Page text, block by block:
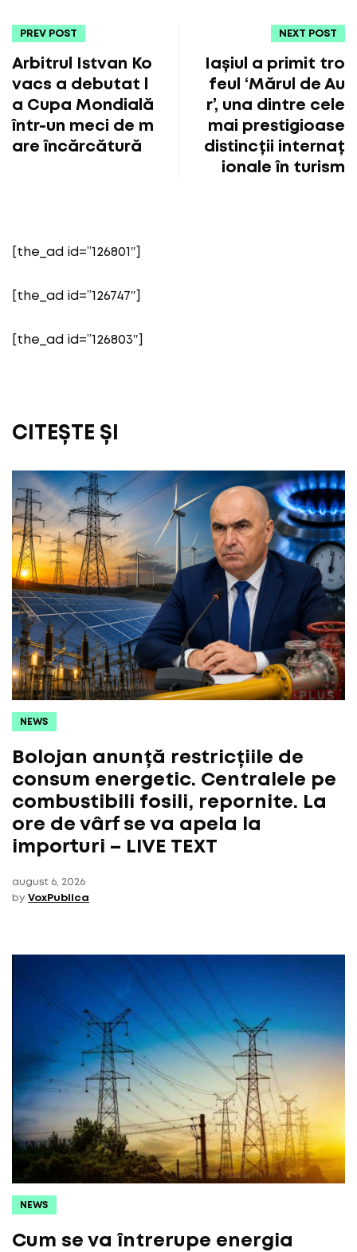
PREV POST
Arbitrul Istvan Ko
vacs a debutat l
a Cupa Mondială
într-un meci de m
are încărcătură
NEXT POST
Iașiul a primit tro
feul ‘Mărul de Au
r’, una dintre cele
mai prestigioase
distincții internaț
ionale în turism
[the_ad id=”126801″]
[the_ad id=”126747″]
[the_ad id=”126803″]
CITEȘTE ȘI
NEWS
Bolojan anunță restricțiile de
consum energetic. Centralele pe
combustibili fosili, repornite. La
ore de vârf se va apela la
importuri – LIVE TEXT
august 6, 2026
by VoxPublica
NEWS
Cum se va întrerupe energia